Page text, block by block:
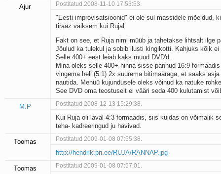
Ajur Postitatud 2008-11-10 17:53:53.
"Eesti improvisatsioonid" ei ole sul massidele mõeldud,
tiraaz väiksem kui Rujal.
Fakt on see, et Ruja nimi müüb ja tahetakse lihtsalt ilge
Jõulud ka tulekul ja sobib ilusti kingikotti. Kahjuks kõik ei
Selle 400+ eest leiab kaks muud DVD'd.
Mina oleks selle 400+ hinna sisse pannud 16:9
vingema heli (5.1) 2x suurema bitimääraga, et saaks
nautida. Menüü kujundusele oleks võinud ka natuke
See DVD oma teostuselt ei vääri seda 400 kulutamist
M.P Postitatud 2008-12-13 15:29:38.
Kui Ruja oli laval 4:3 formaadis, siis kuidas on võimalik
teha- kadreeringud ju hävivad.
Toomas Postitatud 2009-01-08 07:55:38.
http://hendrik.pri.ee/RUJA/RANNAP.jpg
Toomas Postitatud 2009-01-08 07:57:01.